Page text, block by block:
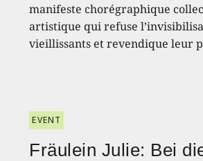
manifeste chorégraphique
artistique qui refuse
vieillissants et revendique leur
EVENT
Fräulein Julie: Bei